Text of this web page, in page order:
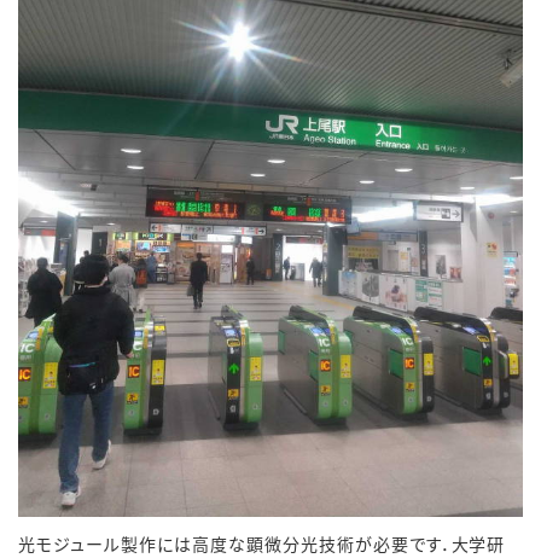
光モジュール製作には高度な顕微分光技術が必要です．大学研